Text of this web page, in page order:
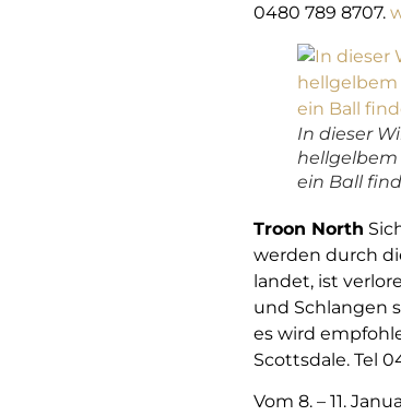
0480 789 8707.
In dieser
hellgelbem
ein Ball
Troon North
werden durch
landet, ist
und Schlangen
es wird
Scottsdale. Tel
Vom 8. – 11.